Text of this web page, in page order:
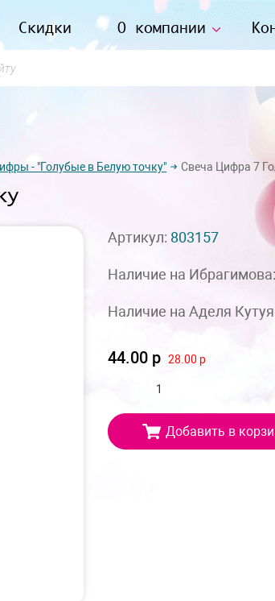
Скидки О компании
- "Голубые в Белую точку" Свеча Цифра 7
Артикул: 803157
Наличие на
Наличие на Аделя
44.00 р 28.00 р
Добавить в